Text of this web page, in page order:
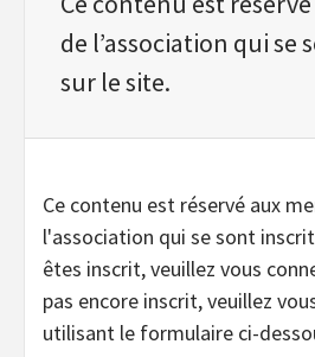
de l’association qui se
sur le site.
Ce contenu est réservé aux
l'association qui se sont
êtes inscrit, veuillez vous
pas encore inscrit, veuillez
utilisant le formulaire ci-